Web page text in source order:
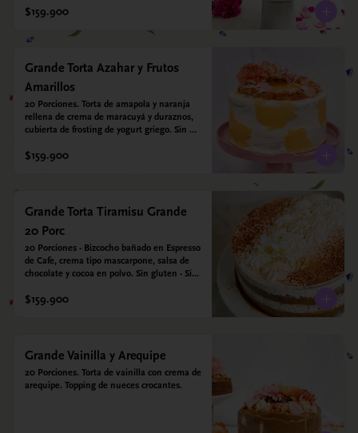
$159.900
Grande Torta Azahar y Frutos
Amarillos
20 Porciones. Torta de amapola y naranja
rellena de crema de maracuyá y duraznos,
cubierta de frosting de yogurt griego. Sin
$159.900
Grande Torta Tiramisu Grande
20 Porc
20 Porciones - Bizcocho bañado en Espresso
de Cafe, crema tipo mascarpone, salsa de
chocolate y cocoa en polvo. Sin gluten - Sin
$159.900
Grande Vainilla y Arequipe
20 Porciones. Torta de vainilla con crema de
arequipe. Topping de nueces crocantes.